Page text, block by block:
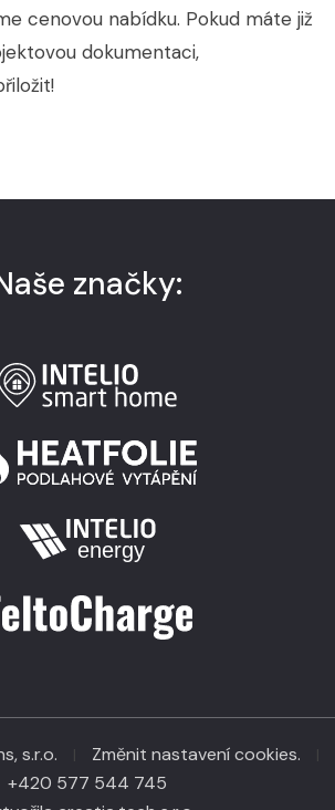
cenovou nabídku. Pokud máte již
dokumentaci,
značky:
s.r.o. | Změnit nastavení cookies. |
+420 577 544 745